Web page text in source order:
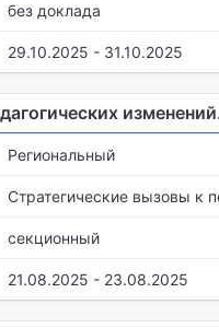
без доклада
29.10.2025 - 31.10.2025
Региональный
Стратегические вызовы к
секционный
21.08.2025 - 23.08.2025